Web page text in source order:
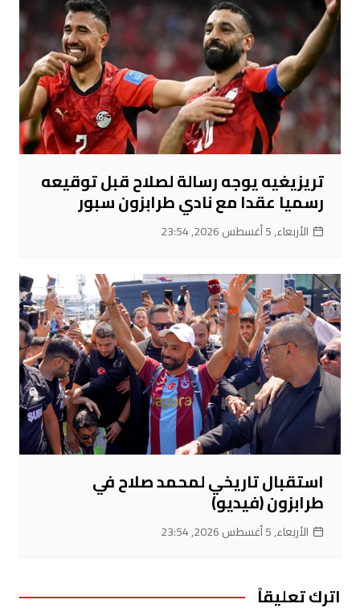
تريزيغيه يوجه رسالة لصلاح قبل توقيعه
رسميا عقدا مع نادي طرابزون سبور
الأربعاء, 5 أغسطس 2026, 23:54
استقبال تاريخي لمحمد صلاح في
طرابزون (فيديو)
الأربعاء, 5 أغسطس 2026, 23:54
اترك تعليقاً